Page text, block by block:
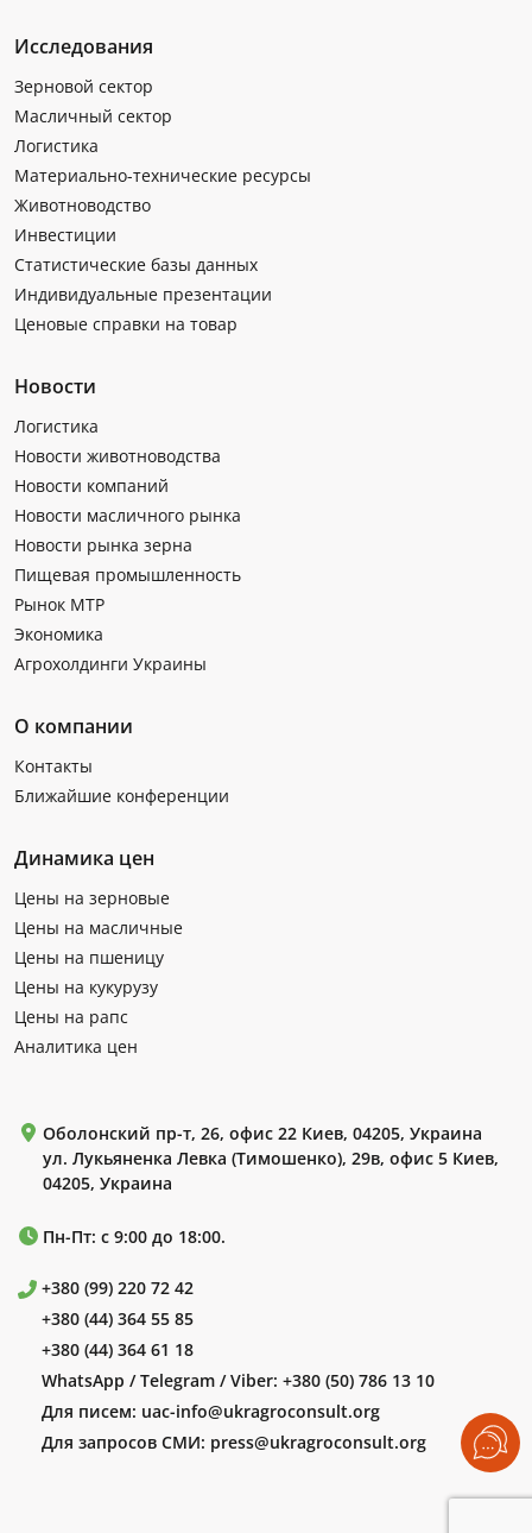
Исследования
Зерновой сектор
Масличный сектор
Логистика
Материально-технические ресурсы
Животноводство
Инвестиции
Статистические базы данных
Индивидуальные презентации
Ценовые справки на товар
Новости
Логистика
Новости животноводства
Новости компаний
Новости масличного рынка
Новости рынка зерна
Пищевая промышленность
Рынок МТР
Экономика
Агрохолдинги Украины
О компании
Контакты
Ближайшие конференции
Динамика цен
Цены на зерновые
Цены на масличные
Цены на пшеницу
Цены на кукурузу
Цены на рапс
Аналитика цен
Оболонский пр-т, 26, офис 22 Киев, 04205, Украина
ул. Лукьяненка Левка (Тимошенко), 29в, офис 5 Киев,
04205, Украина
Пн-Пт: с 9:00 до 18:00.
+380 (99) 220 72 42
+380 (44) 364 55 85
+380 (44) 364 61 18
WhatsApp / Telegram / Viber: +380 (50) 786 13 10
Для писем: uac-info@ukragroconsult.org
Для запросов СМИ: press@ukragroconsult.org